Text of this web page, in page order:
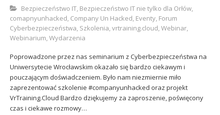
Bezpieczeństwo IT, Bezpieczeństwo IT nie tylko dla Orłów,
comapnyunhacked, Company Un Hacked, Eventy, Forum
Cyberbezpieczeństwa, Szkolenia,vrtraining.cloud,Webinar,
Webinarium,Wydarzenia
Poprowadzone przez nas seminarium z Cyberbezpieczeństwa na
Uniwersytecie Wrocławskim okazało się bardzo ciekawym i
pouczającym doświadczeniem. Było nam niezmiernie miło
zaprezentować szkolenie #companyunhacked oraz projekt
VrTraining.Cloud Bardzo dziękujemy za zaproszenie, poświęcony
czas i ciekawe rozmowy…